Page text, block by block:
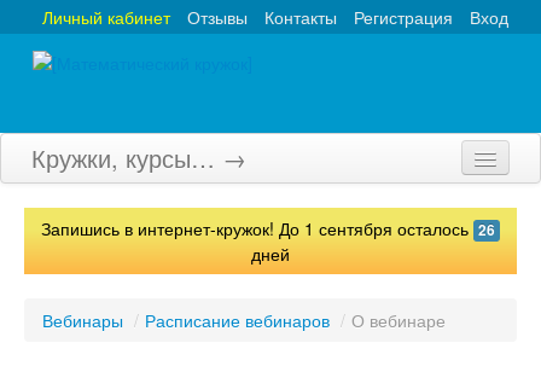
Вход
Регистрация
Контакты
Отзывы
Личный кабинет
Кружки, курсы… →
Главная
Запишись в интернет-кружок! До 1 сентября осталось 26
дней
Вебинары / Расписание вебинаров / О вебинаре